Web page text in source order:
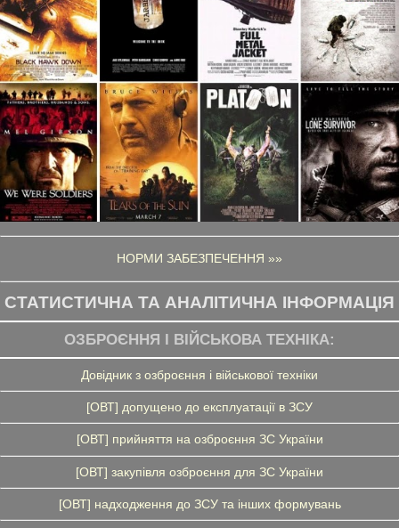
НОРМИ ЗАБЕЗПЕЧЕННЯ »»
СТАТИСТИЧНА ТА АНАЛІТИЧНА ІНФОРМАЦІЯ
ОЗБРОЄННЯ І ВІЙСЬКОВА ТЕХНІКА:
Довідник з озброєння і військової техніки
[ОВТ] допущено до експлуатації в ЗСУ
[ОВТ] прийняття на озброєння ЗС України
[ОВТ] закупівля озброєння для ЗС України
[ОВТ] надходження до ЗСУ та інших формувань